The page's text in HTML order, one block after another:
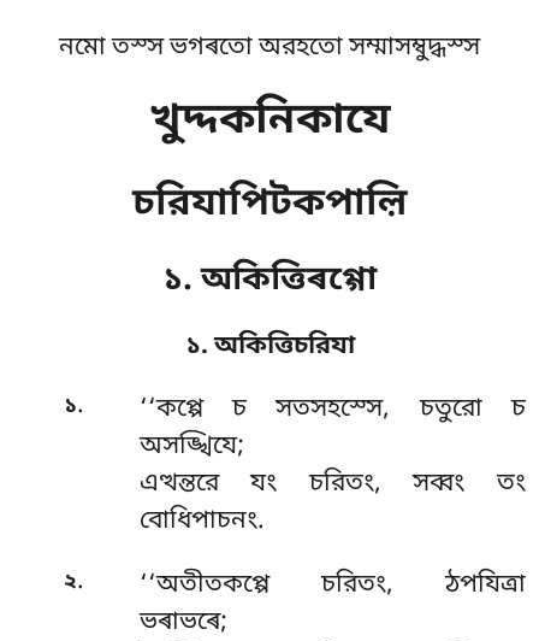
নমো তস্স ভগৰতো অরহতো সম্মাসম্বুদ্ধস্স
খুদ্দকনিকাযে
চরিযাপিটকপাল়ি
১. অকিত্তিৰগ্গো
১. অকিত্তিচরিযা
১. ‘‘কপ্পেচ সতসহস্সে, চতুরো চ
অসঙ্খিযে;
এত্থন্তরে যং চরিতং, সব্বং তং
বোধিপাচনং.
২.
‘‘অতীতকপ্পে চরিতং, ঠপযিত্ৰা
ভৰাভৰে;